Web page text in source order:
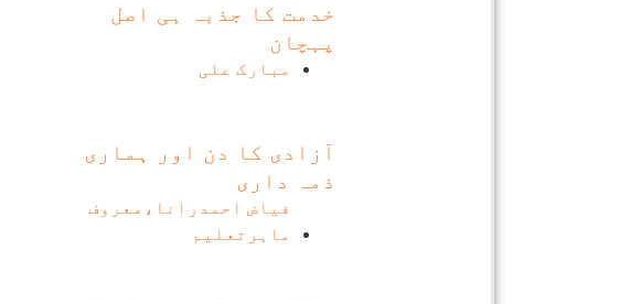
خدمت کا جذبہ ہی اصل
پہچان
مبارک علی
آزادی کا دن اور ہماری
ذمہ داری
فیاض احمدرانا،معروف
ماہرتعلیم